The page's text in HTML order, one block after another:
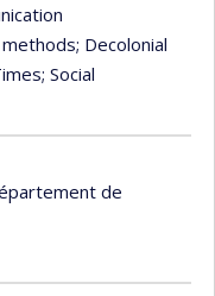
; Decolonial
; Social
de